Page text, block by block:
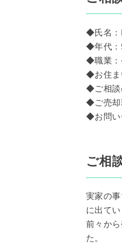
◆氏名：
◆年代：
◆職業：
◆お住ま
◆ご相談
◆ご売却
◆お問い
ご相
実家の
に出て
前々か
た。